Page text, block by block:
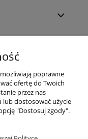
poprawne
ofertę do Twoich
przez nas
lub dostosować użycie
"Dostosuj zgody".